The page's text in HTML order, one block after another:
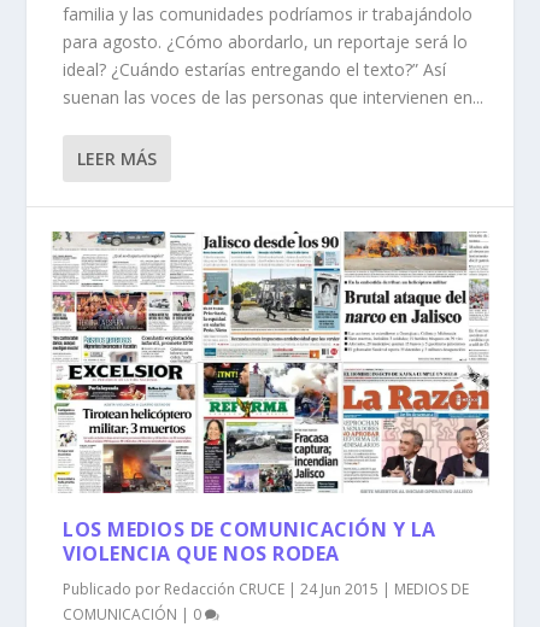
familia y las comunidades podríamos ir trabajándolo
para agosto. ¿Cómo abordarlo, un reportaje será lo
ideal? ¿Cuándo estarías entregando el texto?” Así
suenan las voces de las personas que intervienen en...
LEER MÁS
LOS MEDIOS DE COMUNICACIÓN Y LA
VIOLENCIA QUE NOS RODEA
Publicado por Redacción CRUCE |24 Jun 2015 | MEDIOS DE
COMUNICACIÓN | 0